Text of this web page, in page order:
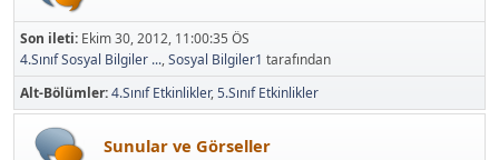
Son ileti: Ekim 30, 2012, 11:00:35 ÖS
4.Sınıf Sosyal Bilgiler ...,Sosyal Bilgiler1 tarafından
Alt-Bölümler 4.Sınıf Etkinlikler 5.Sınıf Etkinlikler
Sunular ve Görseller